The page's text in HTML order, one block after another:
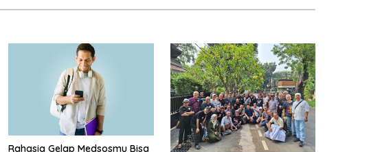
Rahasia Gelap Medsosmu Bisa